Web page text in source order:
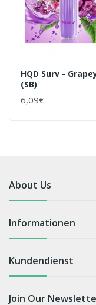
HQD Surv -
(SB)
6,09€
About Us
Informationen
Kundendienst
Join Our